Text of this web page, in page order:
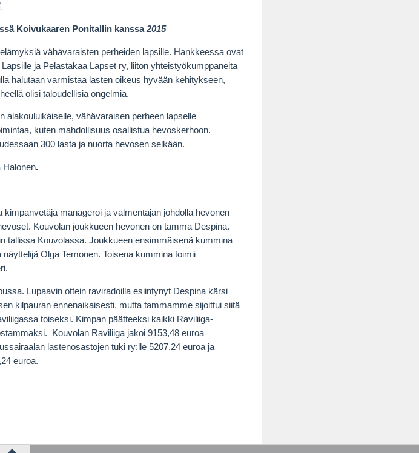
Koivukaaren Ponitallin kanssa2015
vähävaraisten perheiden lapsille. Hankkeessa ovat
ja Pelastakaa Lapset ry, liiton yhteistyökumppaneita
halutaan varmistaa lasten oikeus hyvään kehitykseen,
olisi taloudellisia ongelmia.
alakouluikäiselle, vähävaraisen perheen lapselle
kuten mahdollisuus osallistua hevoskerhoon.
300 lasta ja nuorta hevosen selkään.
Halonen.
kimpanvetäjä manageroi ja valmentajan johdolla hevonen
Kouvolan joukkueen hevonen on tamma Despina.
tallissa Kouvolassa. Joukkueen ensimmäisenä kummina
Olga Temonen. Toisena kummina toimii
.
Lupaavin ottein raviradoilla esiintynyt Despina kärsi
kilpauran ennenaikaisesti, mutta tammamme sijoittui siitä
toiseksi. Kimpan päätteeksi kaikki Raviliiga-
Kouvolan Raviliiga jakoi 9153,48 euroa
lastenosastojen tuki ry:lle 5207,24 euroa ja
euroa.